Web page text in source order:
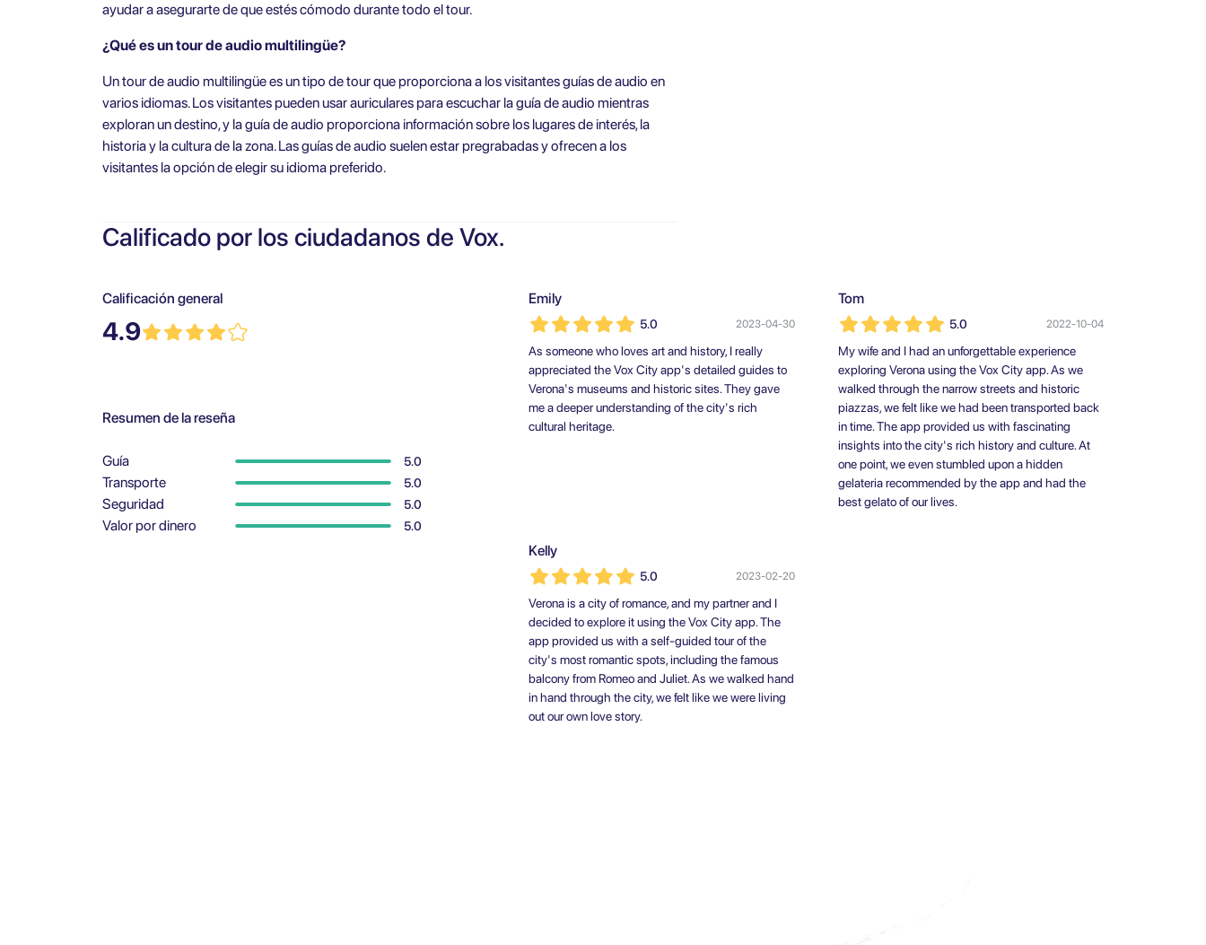
ayudar a asegurarte de que estés cómodo durante todo el tour.
¿Qué es un tour de audio multilingüe?
Un tour de audio multilingüe es un tipo de tour que proporciona a los visitantes guías de audio en
varios idiomas. Los visitantes pueden usar auriculares para escuchar la guía de audio mientras
exploran un destino, y la guía de audio proporciona información sobre los lugares de interés, la
historia y la cultura de la zona. Las guías de audio suelen estar pregrabadas y ofrecen a los
visitantes la opción de elegir su idioma preferido.
Calificado por los ciudadanos de Vox.
Calificación general
4.9
Resumen de la reseña
Guía 5.0
Transporte 5.0
Seguridad 5.0
Valor por dinero 5.0
Emily
5.0 2023-04-30
As someone who loves art and history, I really
appreciated the Vox City app's detailed guides to
Verona's museums and historic sites. They gave
me a deeper understanding of the city's rich
cultural heritage.
Tom
5.0 2022-10-04
My wife and I had an unforgettable experience
exploring Verona using the Vox City app. As we
walked through the narrow streets and historic
piazzas, we felt like we had been transported back
in time. The app provided us with fascinating
insights into the city's rich history and culture. At
one point, we even stumbled upon a hidden
gelateria recommended by the app and had the
best gelato of our lives.
Kelly
5.0 2023-02-20
Verona is a city of romance, and my partner and I
decided to explore it using the Vox City app. The
app provided us with a self-guided tour of the
city's most romantic spots, including the famous
balcony from Romeo and Juliet. As we walked hand
in hand through the city, we felt like we were living
out our own love story.